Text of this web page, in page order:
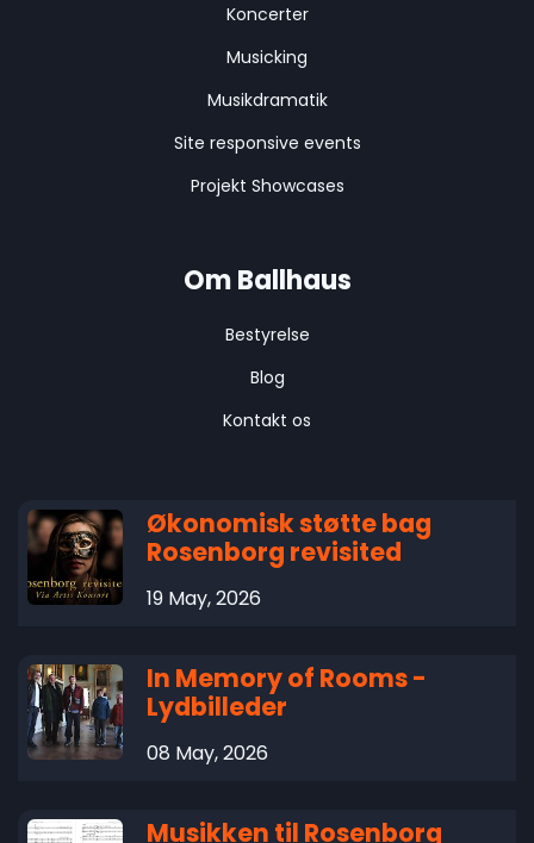
Koncerter
Musicking
Musikdramatik
Site responsive events
Projekt Showcases
Om Ballhaus
Bestyrelse
Blog
Kontakt os
Økonomisk støtte bag
Rosenborg revisited
19 May, 2026
In Memory of Rooms -
Lydbilleder
08 May, 2026
Musikken til Rosenborg